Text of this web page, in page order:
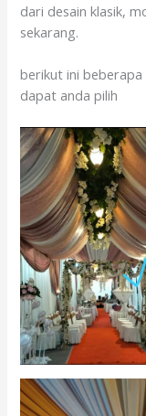
dari desain klasik,
sekarang.
berikut ini
dapat anda pilih